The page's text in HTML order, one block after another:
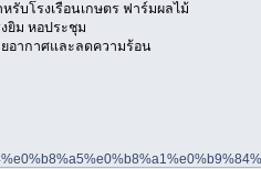
บโรงเรือนเกษตร ฟาร์มผลไม้
ยิม หอประชุม
อากาศและลดความร้อน